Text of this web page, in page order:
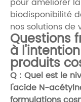
biodisponibilité
nos solutions de
Questions
à
produits
Q : Quel est le
l'acide N-